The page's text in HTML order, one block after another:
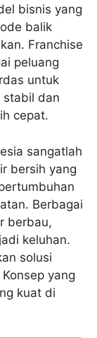
bisnis yang
balik
Franchise
peluang
untuk
stabil dan
cepat.
sangatlah
bersih yang
Berbagai
berbau,
keluhan.
solusi
yang
kuat di